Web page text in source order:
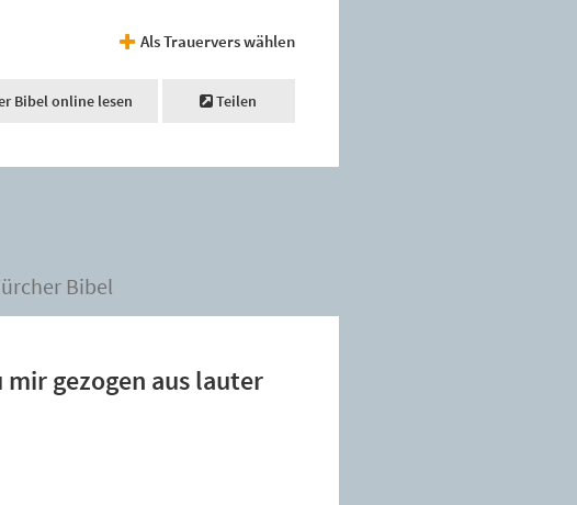
Als Trauervers wählen
Bibel online lesen Teilen
Bibel
gezogen aus lauter